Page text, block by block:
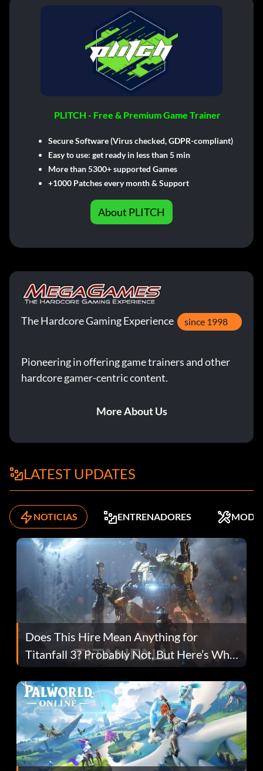
PLITCH - Free & Premium Game Trainer
Secure Software (Virus checked, GDPR-compliant)
Easy to use: get ready in less than 5 min
More than 5300+ supported Games
+1000 Patches every month & Support
About PLITCH
The Hardcore Gaming Experience since 1998
Pioneering in offering game trainers and other
hardcore gamer-centric content.
More About Us
LATEST UPDATES
NOTICIAS ENTRENADORES MODS
Does This Hire Mean Anything for
Titanfall 3? Probably Not, But Here’s Why
Fans Are Hopeful